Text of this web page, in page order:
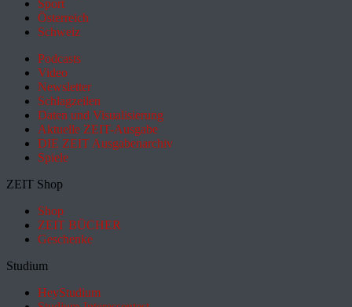
Sport
Österreich
Schweiz
Podcasts
Video
Newsletter
Schlagzeilen
Daten und Visualisierung
Aktuelle ZEIT-Ausgabe
DIE ZEIT Ausgabenarchiv
Spiele
ZEIT Shop
Shop
ZEIT BÜCHER
Geschenke
Studium
HeyStudium